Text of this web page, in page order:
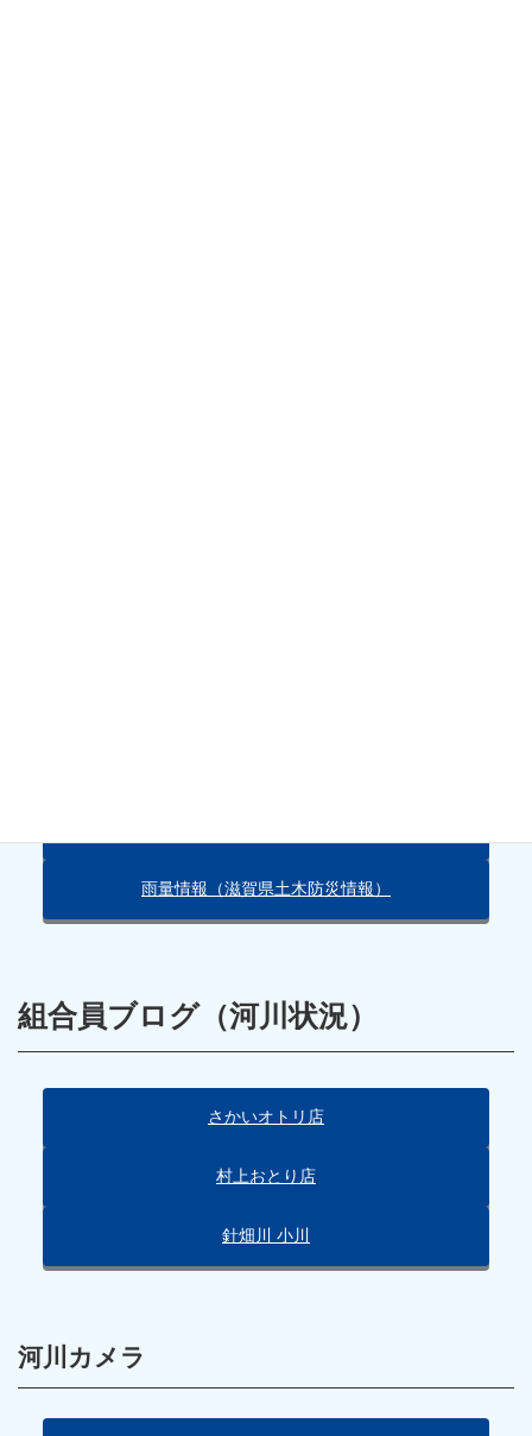
雨量情報（滋賀県土木防災情報）
組合員ブログ（河川状況）
さかいオトリ店
村上おとり店
針畑川 小川
河川カメラ